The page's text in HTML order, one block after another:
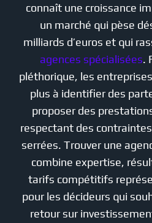
connaît une croissance
un marché qui pèse
milliards d’euros et qui
agences spécialisées.
pléthorique, les
plus à identifier des
proposer des
respectant des
serrées. Trouver une
combine expertise,
tarifs compétitifs
pour les décideurs qui
retour sur